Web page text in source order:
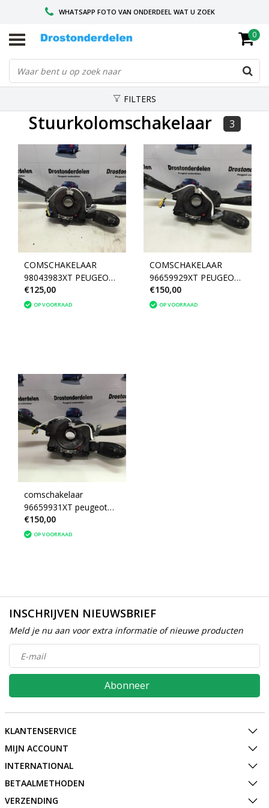
WHATSAPP FOTO VAN ONDERDEEL WAT U ZOEK
VOOR 16.00 BESTELD, VANDAAG VERZONDEN
GESPECIALISEERD PEUGEOT
0
FILTERS
Stuurkolomschakelaar 3
COMSCHAKELAAR
98043983XT PEUGEOT
RCZ
€125,00
OP VOORRAAD
COMSCHAKELAAR
96659929XT PEUGEOT
RCZ
€150,00
OP VOORRAAD
comschakelaar
96659931XT peugeot
RCZ (624334)
€150,00
OP VOORRAAD
INSCHRIJVEN NIEUWSBRIEF
Meld je nu aan voor extra informatie of nieuwe producten
Abonneer
KLANTENSERVICE
MIJN ACCOUNT
INTERNATIONAL
BETAALMETHODEN
VERZENDING